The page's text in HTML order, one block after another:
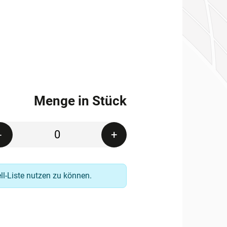
Menge in Stück
Quantity
+
Liste nutzen zu können.